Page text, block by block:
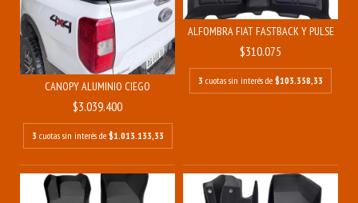
CANOPY ALUMINIO CIEGO
$3.039.400
3 cuotas sin interés de $1.013.133,33
ALFOMBRA FIAT FASTBACK Y PULSE
$310.075
3 cuotas sin interés de $103.358,33